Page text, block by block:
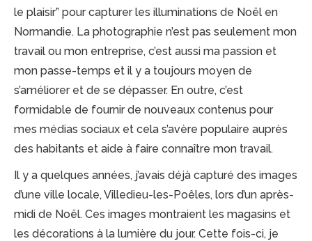
le plaisir” pour capturer les illuminations de Noël en
Normandie. La photographie n’est pas seulement mon
travail ou mon entreprise, c’est aussi ma passion et
mon passe-temps et il y a toujours moyen de
s’améliorer et de se dépasser. En outre, c’est
formidable de fournir de nouveaux contenus pour
mes médias sociaux et cela s’avère populaire auprès
des habitants et aide à faire connaître mon travail.
Il y a quelques années, j’avais déjà capturé des images
d’une ville locale, Villedieu-les-Poêles, lors d’un après-
midi de Noël. Ces images montraient les magasins et
les décorations à la lumière du jour. Cette fois-ci, je